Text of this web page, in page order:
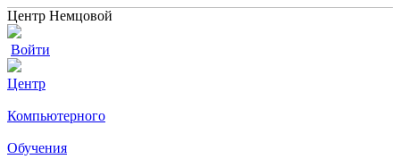
Центр Немцовой
Войти
Центр
Компьютерного
Обучения